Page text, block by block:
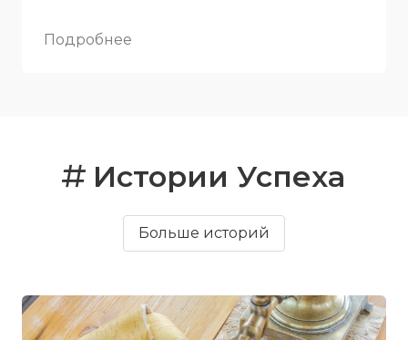
Подробнее
Истории Успеха
Больше историй